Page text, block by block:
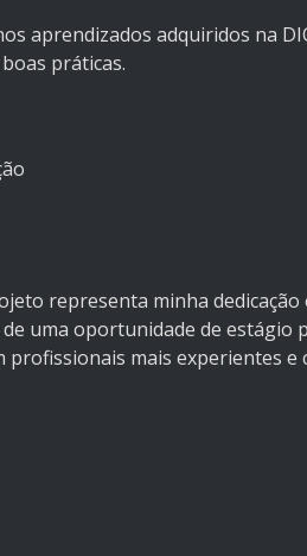
aprendizados adquiridos na
práticas.
representa minha
uma oportunidade de estágio
profissionais mais experientes